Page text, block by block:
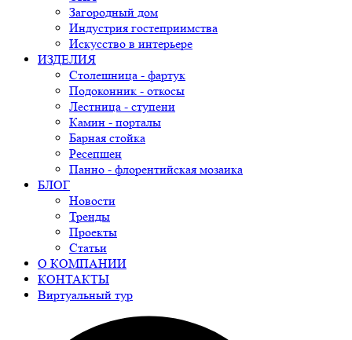
Загородный дом
Индустрия гостеприимства
Искусство в интерьере
ИЗДЕЛИЯ
Столешница - фартук
Подоконник - откосы
Лестница - ступени
Камин - порталы
Барная стойка
Ресепшен
Панно - флорентийская мозаика
БЛОГ
Новости
Тренды
Проекты
Статьи
О КОМПАНИИ
КОНТАКТЫ
Виртуальный тур